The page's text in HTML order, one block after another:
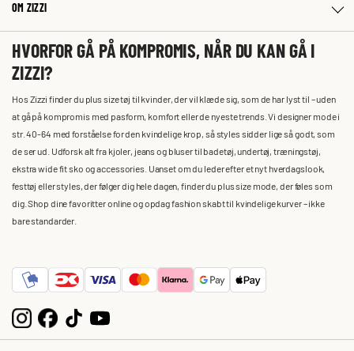
OM ZIZZI
HVORFOR GÅ PÅ KOMPROMIS, NÅR DU KAN GÅ I
ZIZZI?
Hos Zizzi finder du plus size tøj til kvinder, der vil klæde sig, som de har lyst til – uden
at gå på kompromis med pasform, komfort eller de nyeste trends. Vi designer mode i
str. 40-64 med forståelse for den kvindelige krop, så styles sidder lige så godt, som
de ser ud. Udforsk alt fra kjoler, jeans og bluser til badetøj, undertøj, træningstøj,
ekstra wide fit sko og accessories. Uanset om du leder efter et nyt hverdagslook,
festtøj eller styles, der følger dig hele dagen, finder du plus size mode, der føles som
dig. Shop dine favoritter online og opdag fashion skabt til kvindelige kurver – ikke
bare standarder.